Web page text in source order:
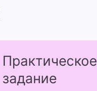
Практичес­кое
задание